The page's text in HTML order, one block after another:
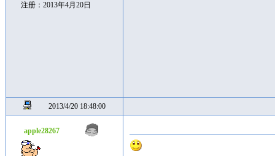
注册：2013年4月20日
2013/4/20 18:48:00
apple28267